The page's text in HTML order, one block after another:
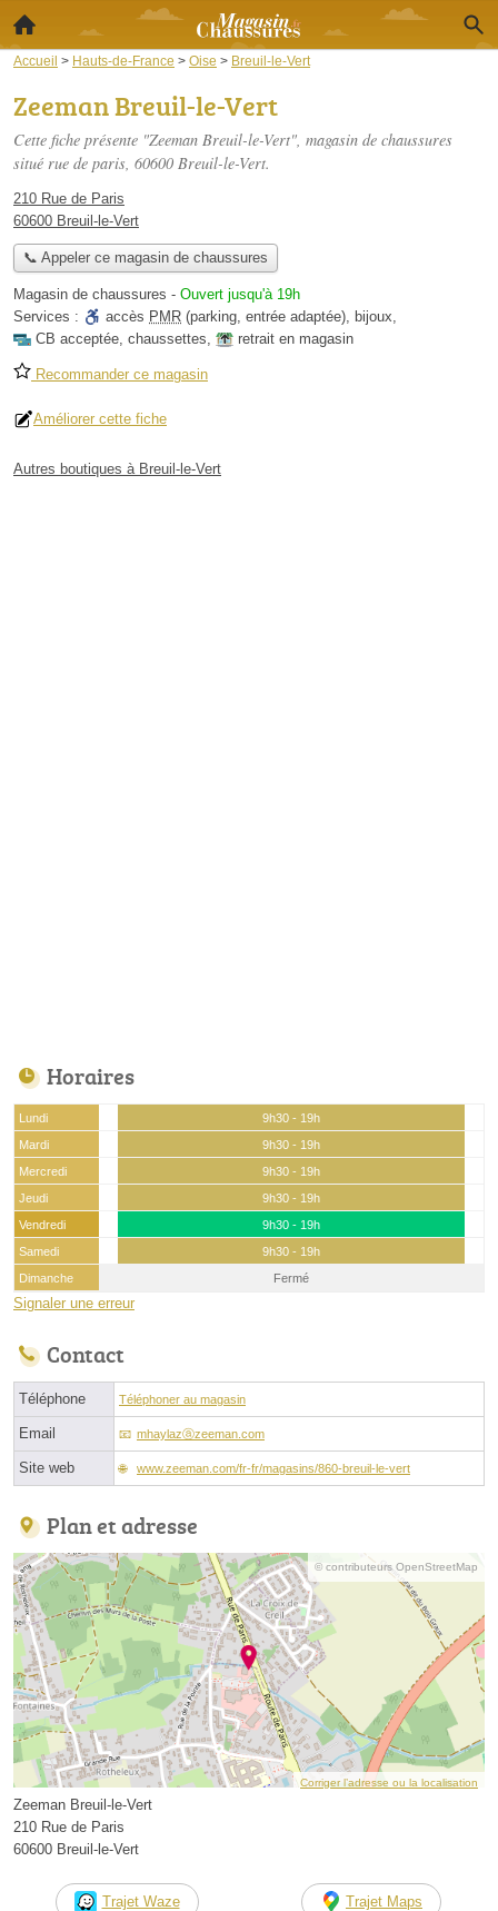
Accueil > Hauts-de-France > Oise > Breuil-le-Vert
Zeeman Breuil-le-Vert
Cette fiche présente "Zeeman Breuil-le-Vert", magasin de chaussures
situé rue de paris, 60600 Breuil-le-Vert.
210 Rue de Paris
60600 Breuil-le-Vert
📞 Appeler ce magasin de chaussures
Magasin de chaussures - Ouvert jusqu'à 19h
Services :
accès PMR (parking, entrée adaptée), bijoux,
CB acceptée, chaussettes, retrait en magasin
Recommander ce magasin
Améliorer cette fiche
Autres boutiques à Breuil-le-Vert
Horaires
Lundi
9h30 - 19h
Mardi
9h30 - 19h
Mercredi
9h30 - 19h
Jeudi
9h30 - 19h
Vendredi
9h30 - 19h
Samedi
9h30 - 19h
Dimanche
Fermé
Signaler une erreur
Contact
Téléphone Téléphoner au magasin
Email mhaylazⓐzeeman.com
Site web www.zeeman.com/fr-fr/magasins/860-breuil-le-vert
Plan et adresse
© contributeurs OpenStreetMap
Corriger l’adresse ou la localisation
Zeeman Breuil-le-Vert
210 Rue de Paris
60600 Breuil-le-Vert
Trajet Waze Trajet Maps